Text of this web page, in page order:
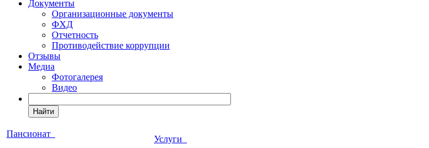
Документы
Организационные документы
ФХД
Отчетность
Противодействие коррупции
Отзывы
Медиа
Фотогалерея
Видео
Найти
Пансионат
Услуги